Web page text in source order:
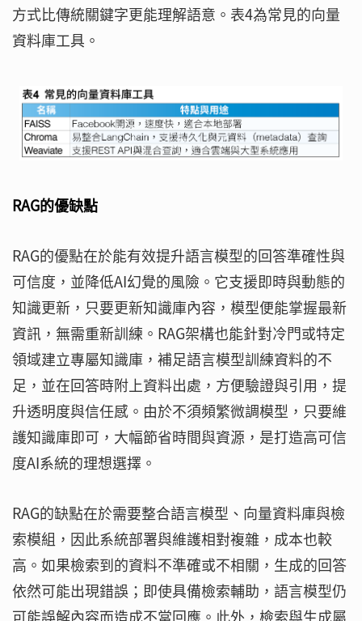
方式比傳統關鍵字更能理解語意。表4為常見的向量
資料庫工具。
RAG的優缺點
RAG的優點在於能有效提升語言模型的回答準確性與
可信度，並降低AI幻覺的風險。它支援即時與動態的
知識更新，只要更新知識庫內容，模型便能掌握最新
資訊，無需重新訓練。RAG架構也能針對冷門或特定
領域建立專屬知識庫，補足語言模型訓練資料的不
足，並在回答時附上資料出處，方便驗證與引用，提
升透明度與信任感。由於不須頻繁微調模型，只要維
護知識庫即可，大幅節省時間與資源，是打造高可信
度AI系統的理想選擇。
RAG的缺點在於需要整合語言模型、向量資料庫與檢
索模組，因此系統部署與維護相對複雜，成本也較
高。如果檢索到的資料不準確或不相關，生成的回答
依然可能出現錯誤；即使具備檢索輔助，語言模型仍